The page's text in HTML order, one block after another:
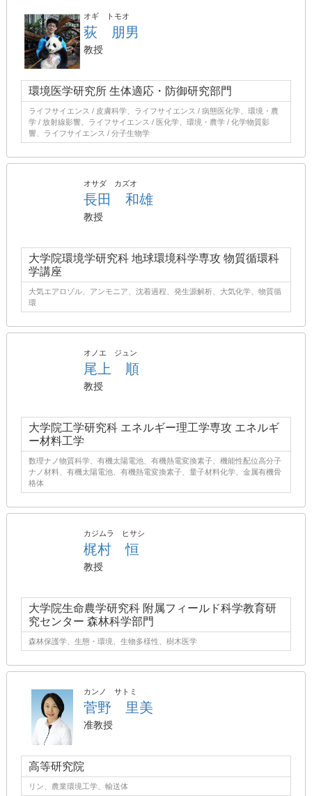
オギ トモオ
荻 朋男
教授
環境医学研究所 生体適応・防御研究部門
ライフサイエンス / 皮膚科学、ライフサイエンス / 病態医化学、環境・農
学 / 放射線影響、ライフサイエンス / 医化学、環境・農学 / 化学物質影
響、ライフサイエンス / 分子生物学
オサダ カズオ
長田 和雄
教授
大学院環境学研究科 地球環境科学専攻 物質循環科
学講座
大気エアロゾル、アンモニア、沈着過程、発生源解析、大気化学、物質循
環
オノエ ジュン
尾上 順
教授
大学院工学研究科 エネルギー理工学専攻 エネルギ
ー材料工学
数理ナノ物質科学、有機太陽電池、有機熱電変換素子、機能性配位高分子
ナノ材料、有機太陽電池、有機熱電変換素子、量子材料化学、金属有機骨
格体
カジムラ ヒサシ
梶村 恒
教授
大学院生命農学研究科 附属フィールド科学教育研
究センター 森林科学部門
森林保護学、生態・環境、生物多様性、樹木医学
カンノ サトミ
菅野 里美
准教授
高等研究院
リン、農業環境工学、輸送体